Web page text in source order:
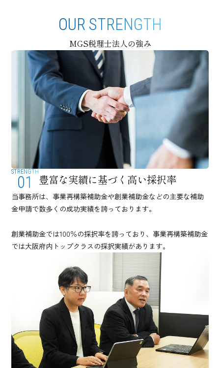
OUR STRENGTH
MGS税理士法人の強み
STRENGTH
01 豊富な実績に基づく高い採択率
当事務所は、事業再構築補助金や創業補助金などの主要な補助
金申請で数多くの成功実績を誇っております。
創業補助金では100％の採択率を誇っており、事業再構築補助金
では大阪府内トップクラスの採択実績があります。